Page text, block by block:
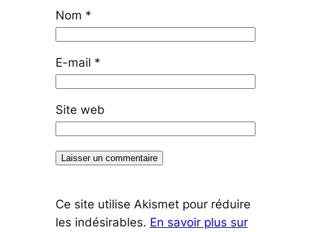
Nom *
E-mail *
Site web
Ce site utilise Akismet pour réduire
les indésirables. En savoir plus sur